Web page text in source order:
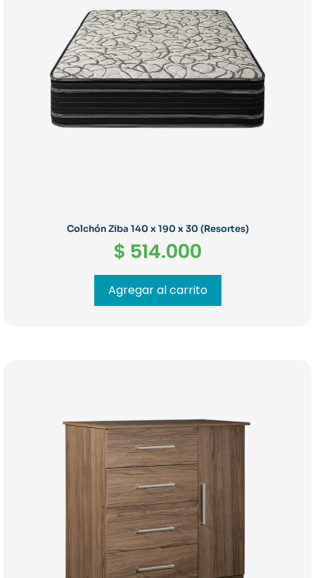
Colchón Ziba 140 x 190 x 30 (Resortes)
$ 514.000
Agregar al carrito